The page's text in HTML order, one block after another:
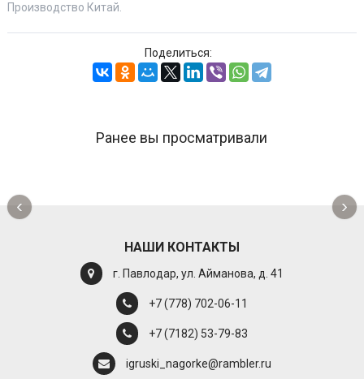
Производство Китай.
Поделиться:
Ранее вы просматривали
‹ ›
НАШИ КОНТАКТЫ
г. Павлодар, ул. Айманова, д. 41
+7 (778) 702-06-11
+7 (7182) 53-79-83
igruski_nagorke@rambler.ru